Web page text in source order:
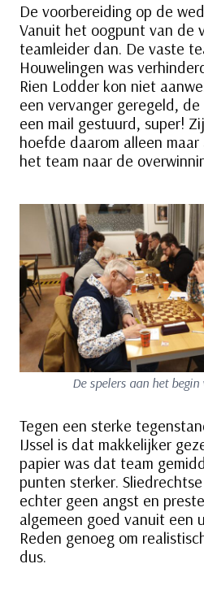
De voorbereiding op de
Vanuit het oogpunt van de
teamleider dan. De vaste
Houwelingen was
Rien Lodder kon niet
een vervanger geregeld,
een mail gestuurd, super!
hoefde daarom alleen
het team naar de
De spelers aan het
Tegen een sterke
IJssel is dat makkelijker
papier was dat team
punten sterker.
echter geen angst en
algemeen goed vanuit een
Reden genoeg om
dus.